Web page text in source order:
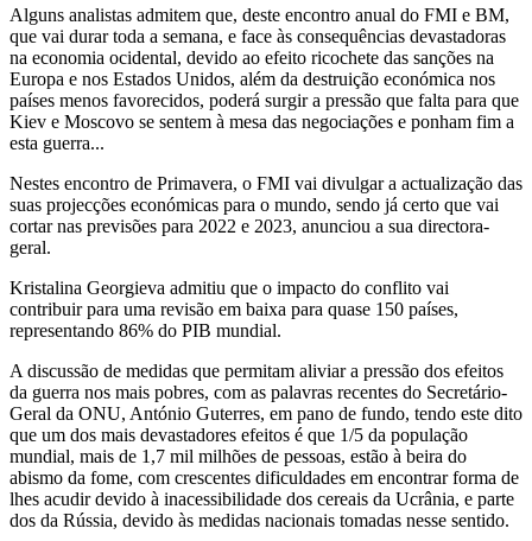
Alguns analistas admitem que, deste encontro anual do FMI e BM,
que vai durar toda a semana, e face às consequências devastadoras
na economia ocidental, devido ao efeito ricochete das sanções na
Europa e nos Estados Unidos, além da destruição económica nos
países menos favorecidos, poderá surgir a pressão que falta para que
Kiev e Moscovo se sentem à mesa das negociações e ponham fim a
esta guerra...
Nestes encontro de Primavera, o FMI vai divulgar a actualização das
suas projecções económicas para o mundo, sendo já certo que vai
cortar nas previsões para 2022 e 2023, anunciou a sua directora-
geral.
Kristalina Georgieva admitiu que o impacto do conflito vai
contribuir para uma revisão em baixa para quase 150 países,
representando 86% do PIB mundial.
A discussão de medidas que permitam aliviar a pressão dos efeitos
da guerra nos mais pobres, com as palavras recentes do Secretário-
Geral da ONU, António Guterres, em pano de fundo, tendo este dito
que um dos mais devastadores efeitos é que 1/5 da população
mundial, mais de 1,7 mil milhões de pessoas, estão à beira do
abismo da fome, com crescentes dificuldades em encontrar forma de
lhes acudir devido à inacessibilidade dos cereais da Ucrânia, e parte
dos da Rússia, devido às medidas nacionais tomadas nesse sentido.